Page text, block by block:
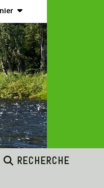
RECHERCHE